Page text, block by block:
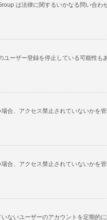
は法律に関するいかなる問い合わ
ーザー登録を停止している可能性も
合、アクセス禁止されていないかを
合、アクセス禁止されていないかを
ないユーザーのアカウントを定期的